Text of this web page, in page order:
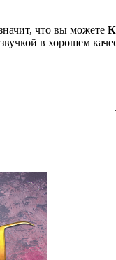
что вы можете
в хорошем